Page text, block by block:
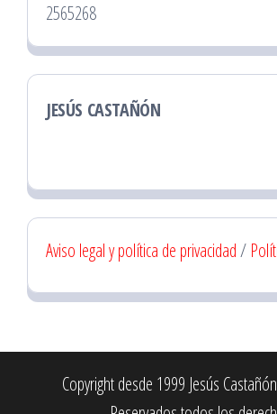
2565268
JESÚS CASTAÑÓN
Aviso legal y política de privacidad/
Copyright desde 1999 Jesús